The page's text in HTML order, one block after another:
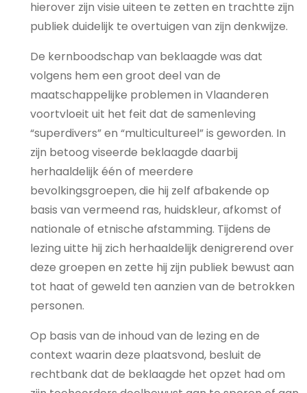
hierover zijn visie uiteen te zetten en trachtte zijn
publiek duidelijk te overtuigen van zijn denkwijze.
De kernboodschap van beklaagde was dat
volgens hem een groot deel van de
maatschappelijke problemen in Vlaanderen
voortvloeit uit het feit dat de samenleving
“superdivers” en “multicultureel” is geworden. In
zijn betoog viseerde beklaagde daarbij
herhaaldelijk één of meerdere
bevolkingsgroepen, die hij zelf afbakende op
basis van vermeend ras, huidskleur, afkomst of
nationale of etnische afstamming. Tijdens de
lezing uitte hij zich herhaaldelijk denigrerend over
deze groepen en zette hij zijn publiek bewust aan
tot haat of geweld ten aanzien van de betrokken
personen.
Op basis van de inhoud van de lezing en de
context waarin deze plaatsvond, besluit de
rechtbank dat de beklaagde het opzet had om